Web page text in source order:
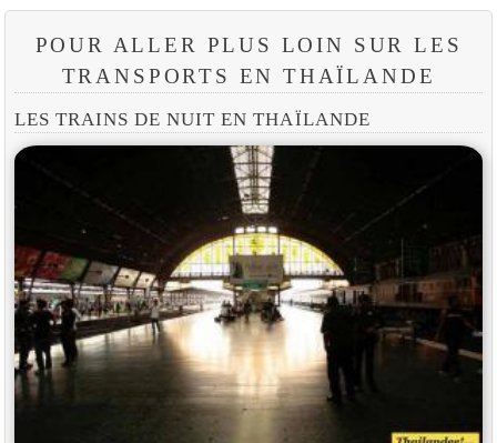
POUR ALLER PLUS LOIN SUR LES
TRANSPORTS EN THAÏLANDE
LES TRAINS DE NUIT EN THAÏLANDE